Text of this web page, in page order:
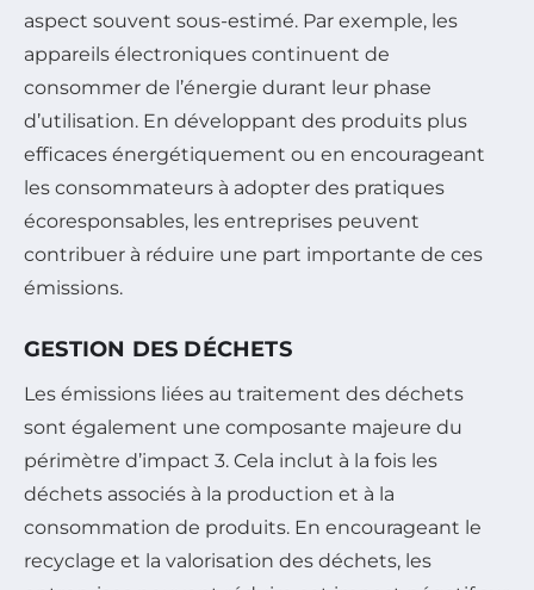
aspect souvent sous-estimé. Par exemple, les
appareils électroniques continuent de
consommer de l’énergie durant leur phase
d’utilisation. En développant des produits plus
efficaces énergétiquement ou en encourageant
les consommateurs à adopter des pratiques
écoresponsables, les entreprises peuvent
contribuer à réduire une part importante de ces
émissions.
GESTION DES DÉCHETS
Les émissions liées au traitement des déchets
sont également une composante majeure du
périmètre d’impact 3. Cela inclut à la fois les
déchets associés à la production et à la
consommation de produits. En encourageant le
recyclage et la valorisation des déchets, les